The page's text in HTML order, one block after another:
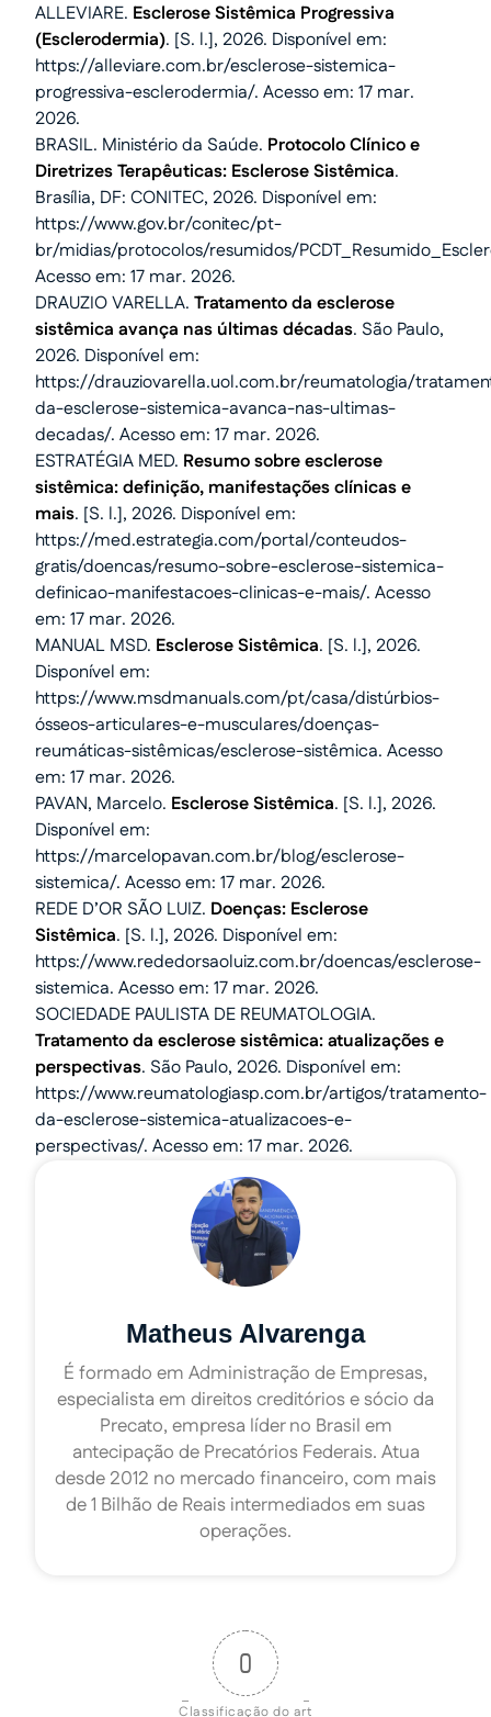
ALLEVIARE. Esclerose Sistêmica Progressiva
(Esclerodermia). [S. l.], 2026. Disponível em:
https://alleviare.com.br/esclerose-sistemica-
progressiva-esclerodermia/. Acesso em: 17 mar.
2026.
BRASIL. Ministério da Saúde. Protocolo Clínico e
Diretrizes Terapêuticas: Esclerose Sistêmica.
Brasília, DF: CONITEC, 2026. Disponível em:
https://www.gov.br/conitec/pt-
br/midias/protocolos/resumidos/
Acesso em: 17 mar. 2026.
DRAUZIO VARELLA. Tratamento da esclerose
sistêmica avança nas últimas décadas. São Paulo,
2026. Disponível em:
https://drauziovarella.uol.com.br/reumatologia/
da-esclerose-sistemica-avanca-nas-ultimas-
decadas/. Acesso em: 17 mar. 2026.
ESTRATÉGIA MED. Resumo sobre esclerose
sistêmica: definição, manifestações clínicas e
mais. [S. l.], 2026. Disponível em:
https://med.estrategia.com/portal/conteudos-
gratis/doencas/resumo-sobre-esclerose-sistemica-
definicao-manifestacoes-clinicas-e-mais/. Acesso
em: 17 mar. 2026.
MANUAL MSD. Esclerose Sistêmica. [S. l.], 2026.
Disponível em:
https://www.msdmanuals.com/pt/casa/distúrbios-
ósseos-articulares-e-musculares/doenças-
reumáticas-sistêmicas/esclerose-sistêmica. Acesso
em: 17 mar. 2026.
PAVAN, Marcelo. Esclerose Sistêmica. [S. l.], 2026.
Disponível em:
https://marcelopavan.com.br/blog/esclerose-
sistemica/. Acesso em: 17 mar. 2026.
REDE D’OR SÃO LUIZ. Doenças: Esclerose
Sistêmica. [S. l.], 2026. Disponível em:
https://www.rededorsaoluiz.com.br/doencas/esclerose-
sistemica. Acesso em: 17 mar. 2026.
SOCIEDADE PAULISTA DE REUMATOLOGIA.
Tratamento da esclerose sistêmica: atualizações e
perspectivas. São Paulo, 2026. Disponível em:
https://www.reumatologiasp.com.br/artigos/tratamento-
da-esclerose-sistemica-atualizacoes-e-
perspectivas/. Acesso em: 17 mar. 2026.
Matheus Alvarenga
É formado em Administração de Empresas,
especialista em direitos creditórios e sócio da
Precato, empresa líder no Brasil em
antecipação de Precatórios Federais. Atua
desde 2012 no mercado financeiro, com mais
de 1 Bilhão de Reais intermediados em suas
operações.
0
Classificação do art